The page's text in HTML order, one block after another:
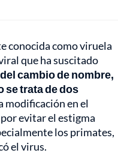
conocida como viruela
que ha suscitado
cambio de nombre,
se trata de dos
modificación en el
evitar el estigma
los primates,
el virus.